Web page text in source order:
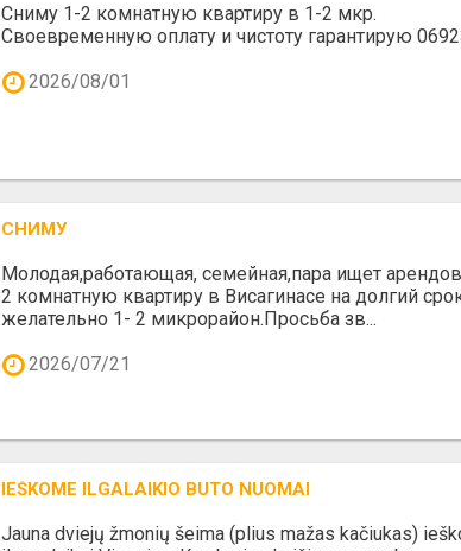
Сниму 1-2 комнатную квартиру в 1-2 мкр.
Своевременную оплату и чистоту гарантирую
2026/08/01
СНИМУ
Молодая,работающая, семейная,пара ищет
2 комнатную квартиру в Висагинасе на долгий
желательно 1- 2 микрорайон.Просьба зв...
2026/07/21
IEŠKOME ILGALAIKIO BUTO NUOMAI
Jauna dviejų žmonių šeima (plius mažas kačiukas)